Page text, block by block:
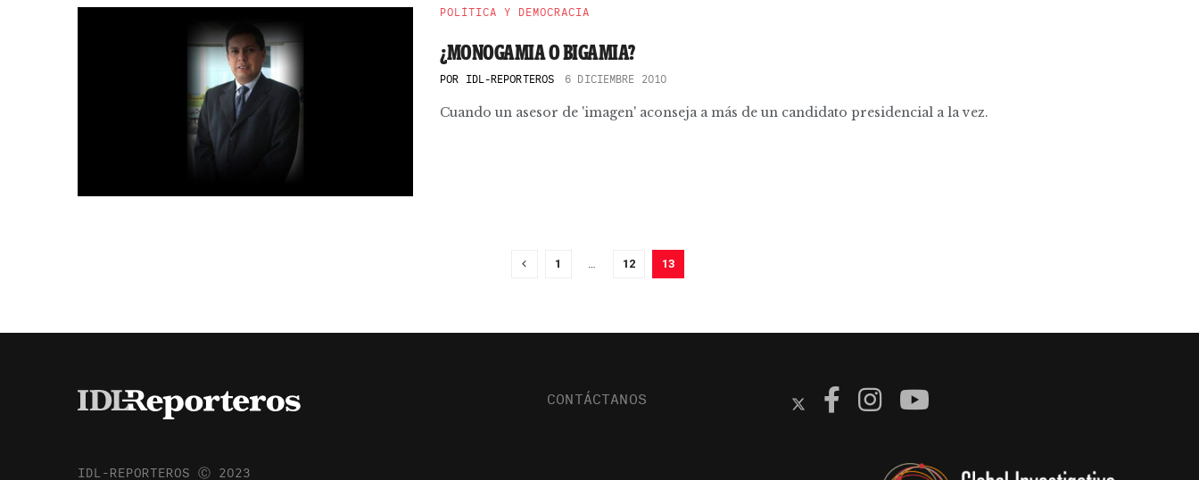
POLÍTICA Y DEMOCRACIA
¿MONOGAMIA O BIGAMIA?
POR IDL-REPORTEROS 6 DICIEMBRE 2010
Cuando un asesor de 'imagen' aconseja a más de un candidato presidencial a la vez.
1 … 12 13
CONTÁCTANOS
IDL-REPORTEROS Ⓒ 2023